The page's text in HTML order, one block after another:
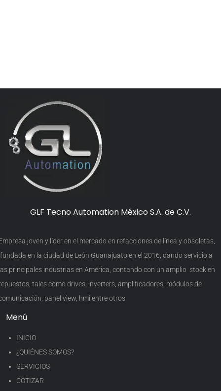
GLF Tecno Automation México S.A. de C.V.
joven y líder en el mercado en refacciones de línea y obsoletas,
en la ciudad de León Guanajuato en el 2016, dando servicio a
principales industrias en América, contando con un amplio stock en
tales como drives, inverters, amplificadores, módulos de
panel view, hmi entre otros.
Menú
INICIO
¿QUIÉNES SOMOS?
SERVICIOS
COTIZAR